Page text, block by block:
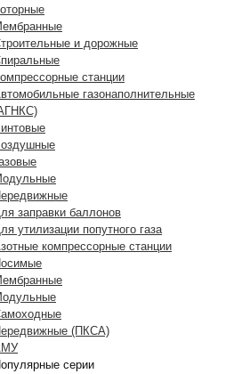
и дорожные
станции
газонаполнительные
заправки баллонов
утилизации попутного газа
компрессорные станции
(ПКСА)
серии